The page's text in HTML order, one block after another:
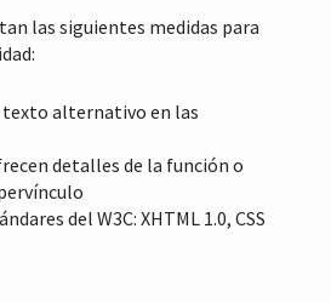
las siguientes medidas para
alternativo en las
detalles de la función o
del W3C: XHTML 1.0, CSS